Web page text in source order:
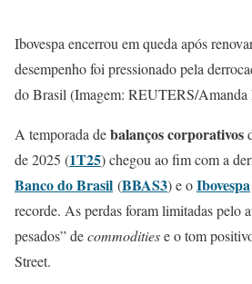
Ibovespa encerrou em queda após
desempenho foi pressionado pela
do Brasil (Imagem: REUTERS/Amanda
A temporada debalanços corporativos
de 2025 (1T25) chegou ao fim com a
Banco do Brasil (BBAS3) e oIbovespa
recorde. As perdas foram limitadas pelo
pesados” decommoditiese o tom
Street.